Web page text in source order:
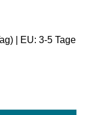
| EU: 3-5 Tage